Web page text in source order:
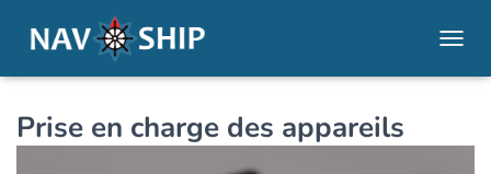
Prise en charge des appareils